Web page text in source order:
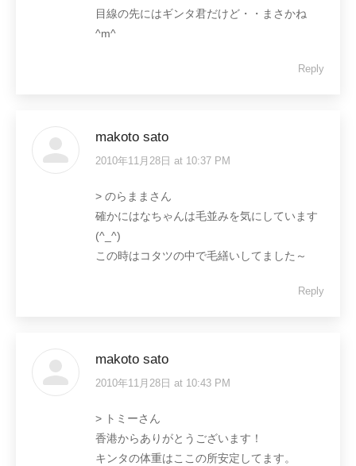
目線の先にはギンタ君だけど・・まさかね
^m^
Reply
makoto sato
says:
2010年11月28日 at 10:37 PM
> のらままさん
確かにはなちゃんは毛並みを気にしています
(^_^)
この時はコタツの中で毛繕いしてました～
Reply
makoto sato
says:
2010年11月28日 at 10:43 PM
> トミーさん
香港からありがとうございます！
キンタの体重はここの所安定してます。